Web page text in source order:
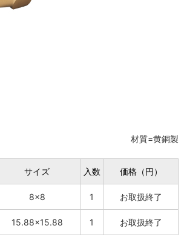
材質=黄銅製
サイズ 入数 価格（円）
8×8 1 お取扱終了
15.88×15.88 1 お取扱終了